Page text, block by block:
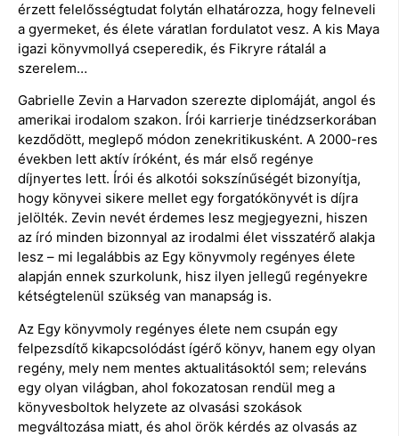
érzett felelősségtudat folytán elhatározza, hogy felneveli
a gyermeket, és élete váratlan fordulatot vesz. A kis Maya
igazi könyvmollyá cseperedik, és Fikryre rátalál a
szerelem…
Gabrielle Zevin a Harvadon szerezte diplomáját, angol és
amerikai irodalom szakon. Írói karrierje tinédzserkorában
kezdődött, meglepő módon zenekritikusként. A 2000-res
években lett aktív íróként, és már első regénye
díjnyertes lett. Írói és alkotói sokszínűségét bizonyítja,
hogy könyvei sikere mellet egy forgatókönyvét is díjra
jelölték. Zevin nevét érdemes lesz megjegyezni, hiszen
az író minden bizonnyal az irodalmi élet visszatérő alakja
lesz – mi legalábbis az Egy könyvmoly regényes élete
alapján ennek szurkolunk, hisz ilyen jellegű regényekre
kétségtelenül szükség van manapság is.
Az Egy könyvmoly regényes élete nem csupán egy
felpezsdítő kikapcsolódást ígérő könyv, hanem egy olyan
regény, mely nem mentes aktualitásoktól sem; releváns
egy olyan világban, ahol fokozatosan rendül meg a
könyvesboltok helyzete az olvasási szokások
megváltozása miatt, és ahol örök kérdés az olvasás az